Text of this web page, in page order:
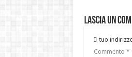
Lascia un
Il tuo
Commento *